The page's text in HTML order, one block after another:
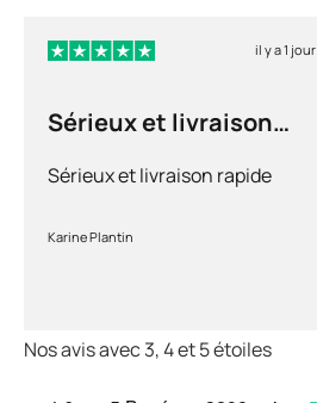
il y a 1 jour
Sérieux et livraison
Sérieux et livraison rapide
Karine Plantin
Nos avis avec 3, 4 et 5 étoiles